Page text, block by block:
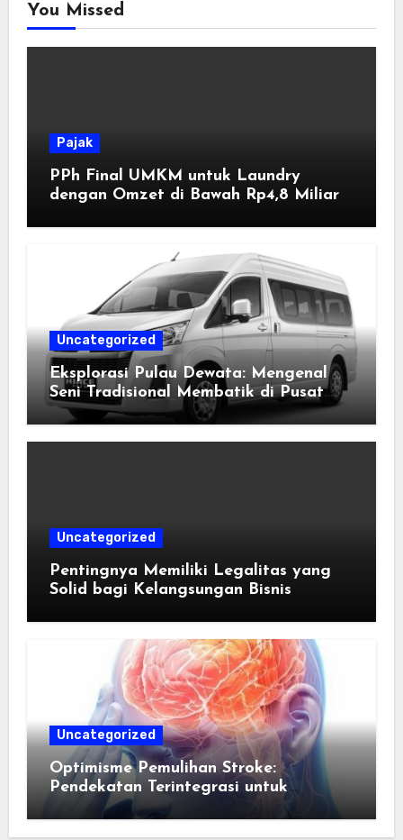
You Missed
Pajak
PPh Final UMKM untuk Laundry
dengan Omzet di Bawah Rp4,8 Miliar
Uncategorized
Eksplorasi Pulau Dewata: Mengenal
Seni Tradisional Membatik di Pusat
Kebudayaan Ubud
Uncategorized
Pentingnya Memiliki Legalitas yang
Solid bagi Kelangsungan Bisnis
Uncategorized
Optimisme Pemulihan Stroke:
Pendekatan Terintegrasi untuk
Mengembalikan Kualitas Hidup Guna